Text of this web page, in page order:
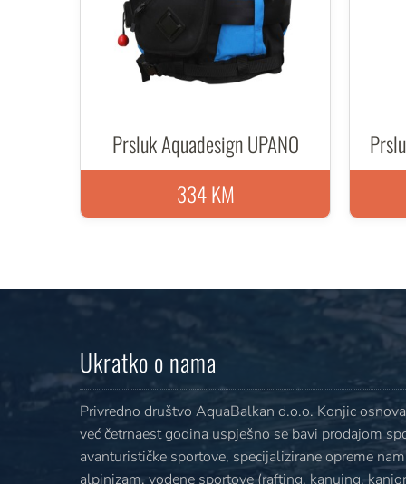
Prsluk Aquadesign UPANO
334 KM
Ukratko o nama
Privredno društvo AquaBalkan d.o.o. Konjic
već četrnaest godina uspješno se bavi prodajom
avanturističke sportove, specijalizirane opreme
alpinizam, vodene sportove (rafting, kanuing,